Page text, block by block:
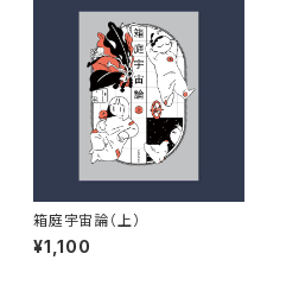
箱庭宇宙論（上）
¥1,100